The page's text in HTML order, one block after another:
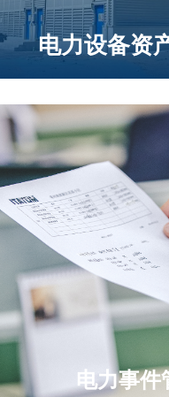
电力设备资
电力事件
力系统运行的特殊焦点
而加强管理效率，帮助
event